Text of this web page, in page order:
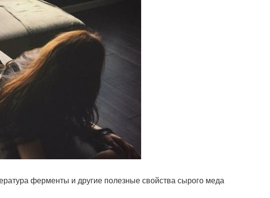
ферменты и другие полезные свойства сырого меда